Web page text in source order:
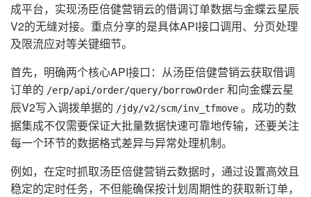
成平台，实现汤臣倍健营销云的借调订单数据与金蝶云星辰
V2的无缝对接。重点分享的是具体API接口调用、分页处理
及限流应对等关键细节。
首先，明确两个核心API接口：从汤臣倍健营销云获取借调
订单的 /erp/api/order/query/borrowOrder 和向金蝶云星
辰V2写入调拨单据的 /jdy/v2/scm/inv_tfmove 。成功的数
据集成不仅需要保证大批量数据快速可靠地传输，还要关注
每一个环节的数据格式差异与异常处理机制。
例如，在定时抓取汤臣倍健营销云数据时，通过设置高效且
稳定的定时任务，不但能确保按计划周期性的获取新订单，